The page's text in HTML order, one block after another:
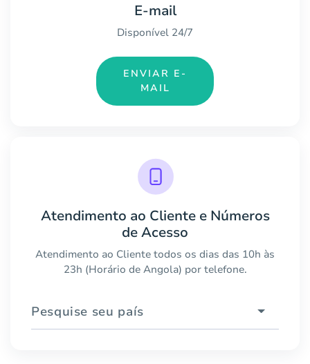
E-mail
Disponível 24/7
ENVIAR E-
MAIL
Atendimento ao Cliente e Números
de Acesso
Atendimento ao Cliente todos os dias das 10h às
23h (Horário de Angola) por telefone.
Pesquise seu país